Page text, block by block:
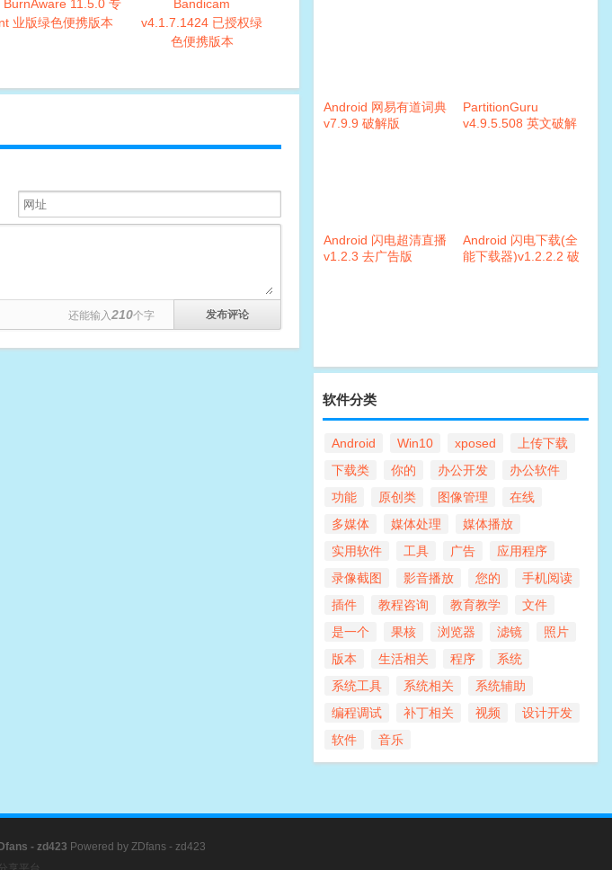
BurnAware 11.5.0 专
业版绿色便携版本
Bandicam
v4.1.7.1424 已授权绿
色便携版本
还能输入210个字
Android 网易有道词典
v7.9.9 破解版
PartitionGuru
v4.9.5.508 英文破解
Android 闪电超清直播
v1.2.3 去广告版
Android 闪电下载(全
能下载器)v1.2.2.2 破
软件分类
Android Win10 xposed
上传下载
下载类
你的 办公开发
办公软件
功能
原创类 图像管理
在线
多媒体
媒体处理
媒体播放
实用软件
工具 广告
应用程序
录像截图
影音播放 您的
手机阅读
插件
教程咨询 教育教学
文件
是一个
果核 浏览器 滤镜
照片
版本
生活相关 程序
系统
系统工具
系统相关
系统辅助
编程调试
补丁相关 视频
设计开发
软件
音乐
- zd423 Powered by ZDfans - zd423